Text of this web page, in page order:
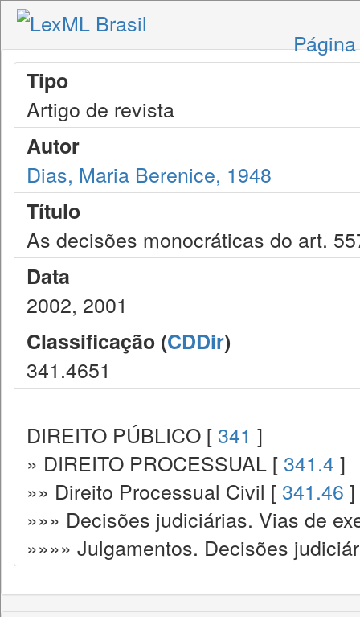
Tipo
Artigo de revista
Autor
Dias, Maria Berenice, 1948
Título
As decisões monocráticas do art.
Data
2002, 2001
Classificação (CDDir)
341.4651
DIREITO PÚBLICO [ 341 ]
» DIREITO PROCESSUAL [ 341.4 ]
»» Direito Processual Civil [ 341.46 ]
»»» Decisões judiciárias. Vias de
»»»» Julgamentos. Decisões